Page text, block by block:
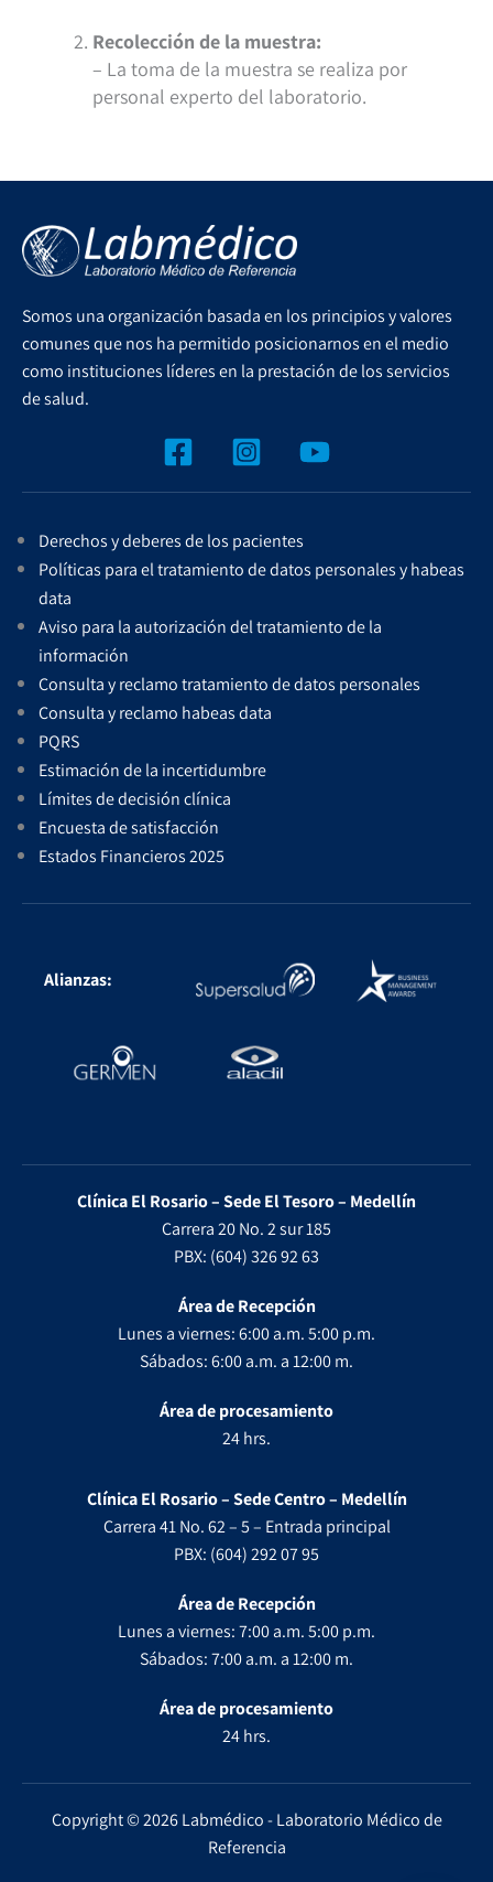
Recolección de la muestra:
– La toma de la muestra se realiza por
personal experto del laboratorio.
Somos una organización basada en los principios y valores
comunes que nos ha permitido posicionarnos en el medio
como instituciones líderes en la prestación de los servicios
de salud.
Derechos y deberes de los pacientes
Políticas para el tratamiento de datos personales y habeas
data
Aviso para la autorización del tratamiento de la
información
Consulta y reclamo tratamiento de datos personales
Consulta y reclamo habeas data
PQRS
Estimación de la incertidumbre
Límites de decisión clínica
Encuesta de satisfacción
Estados Financieros 2025
Alianzas:
Clínica El Rosario – Sede El Tesoro – Medellín
Carrera 20 No. 2 sur 185
PBX: (604) 326 92 63
Área de Recepción
Lunes a viernes: 6:00 a.m. 5:00 p.m.
Sábados: 6:00 a.m. a 12:00 m.
Área de procesamiento
24 hrs.
Clínica El Rosario – Sede Centro – Medellín
Carrera 41 No. 62 – 5 – Entrada principal
PBX: (604) 292 07 95
Área de Recepción
Lunes a viernes: 7:00 a.m. 5:00 p.m.
Sábados: 7:00 a.m. a 12:00 m.
Área de procesamiento
24 hrs.
Copyright © 2026 Labmédico - Laboratorio Médico de
Referencia